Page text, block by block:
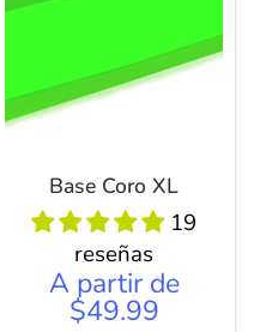
Base Coro XL
19
reseñas
A partir de
$49.99